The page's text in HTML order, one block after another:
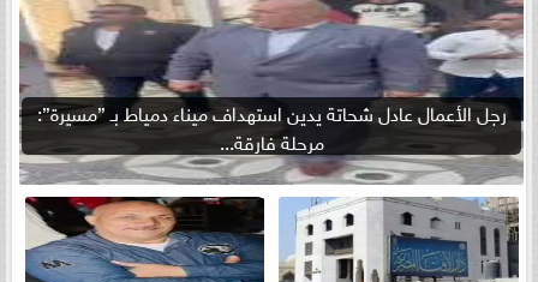
رجل الأعمال عادل شحاتة يدين استهداف ميناء دمياط بـ ”مسيرة”:
مرحلة فارقة...